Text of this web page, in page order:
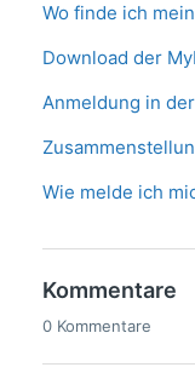
Wo finde ich
Download der
Anmeldung in
Wie melde ich
Kommentare
0 Kommentare